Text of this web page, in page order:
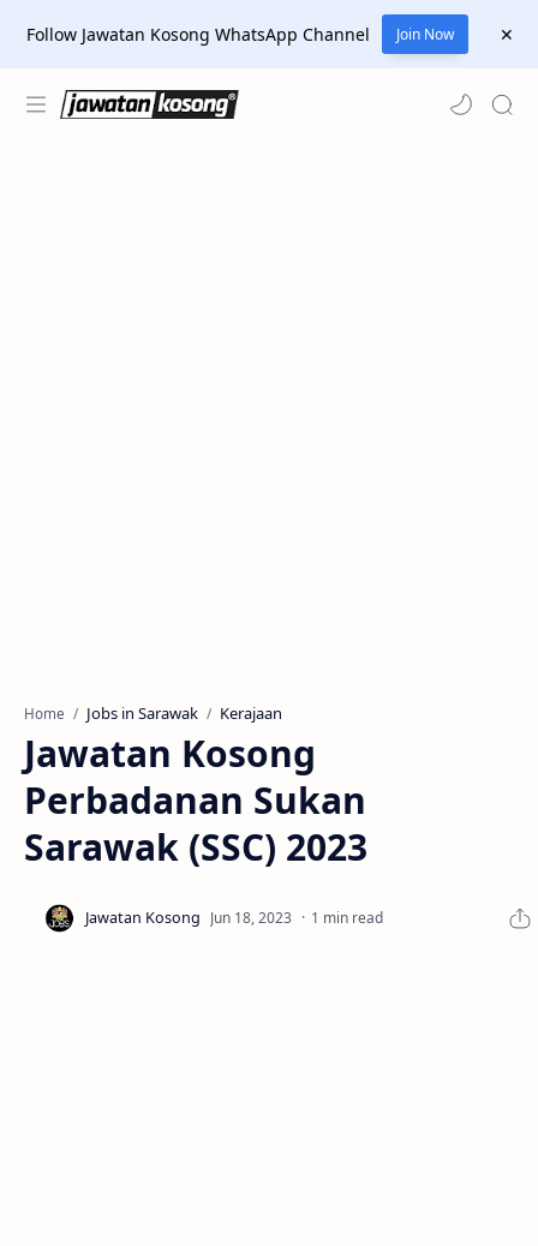
Follow Jawatan Kosong WhatsApp Channel Join Now
Home Jobs in Sarawak Kerajaan
Jawatan Kosong
Perbadanan Sukan
Sarawak (SSC) 2023
1 min read